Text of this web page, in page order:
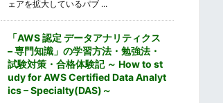
ェアを拡大しているパブ ...
「AWS 認定 データアナリティクス
– 専門知識」の学習方法・勉強法・
試験対策・合格体験記 ～ How to st
udy for AWS Certified Data Analyt
ics – Specialty(DAS)～